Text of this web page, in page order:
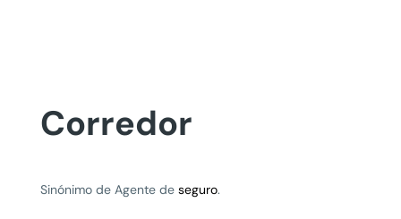
Corredor
Sinónimo de Agente de seguro.